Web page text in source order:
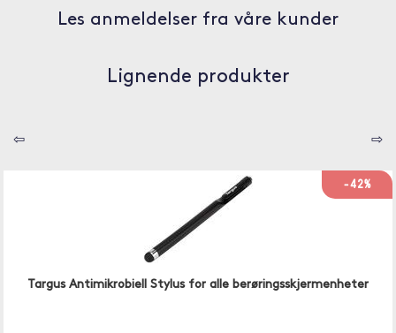
Les anmeldelser fra våre kunder
Lignende produkter
⇦ ⇨
-42%
Targus Antimikrobiell Stylus for alle berøringsskjermenheter